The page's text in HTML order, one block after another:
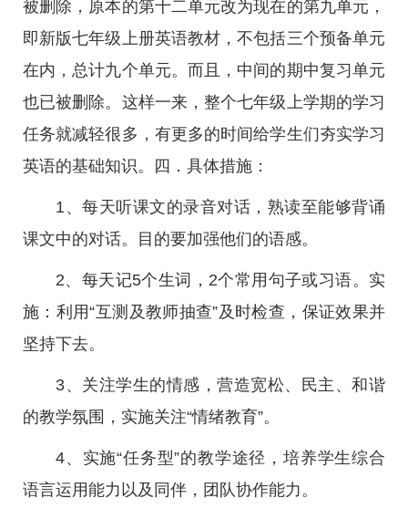
被删除，原本的第十二单元改为现在的第九单元，
即新版七年级上册英语教材，不包括三个预备单元
在内，总计九个单元。而且，中间的期中复习单元
也已被删除。这样一来，整个七年级上学期的学习
任务就减轻很多，有更多的时间给学生们夯实学习
英语的基础知识。四．具体措施：
1、每天听课文的录音对话，熟读至能够背诵
课文中的对话。目的要加强他们的语感。
2、每天记5个生词，2个常用句子或习语。实
施：利用“互测及教师抽查”及时检查，保证效果并
坚持下去。
3、关注学生的情感，营造宽松、民主、和谐
的教学氛围，实施关注“情绪教育”。
4、实施“任务型”的教学途径，培养学生综合
语言运用能力以及同伴，团队协作能力。